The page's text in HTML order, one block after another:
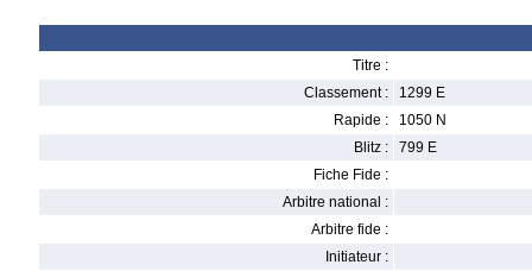
Titre :
Classement :
1299 E
Rapide :
1050 N
Blitz :
799 E
Fiche Fide :
Arbitre national :
Arbitre fide :
Initiateur :